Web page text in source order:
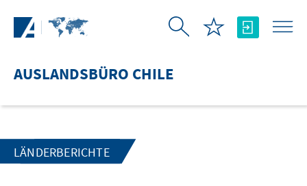
AUSLANDSBÜRO CHILE
LÄNDERBERICHTE